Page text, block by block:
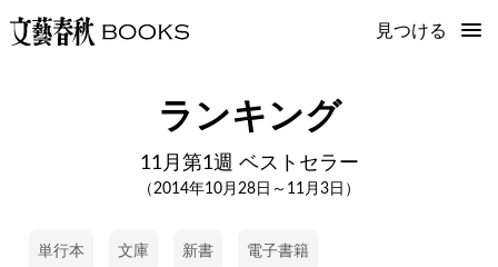
見つける
ランキング
11月第1週 ベストセラー
（2014年10月28日～11月3日）
単行本 文庫 新書 電子書籍